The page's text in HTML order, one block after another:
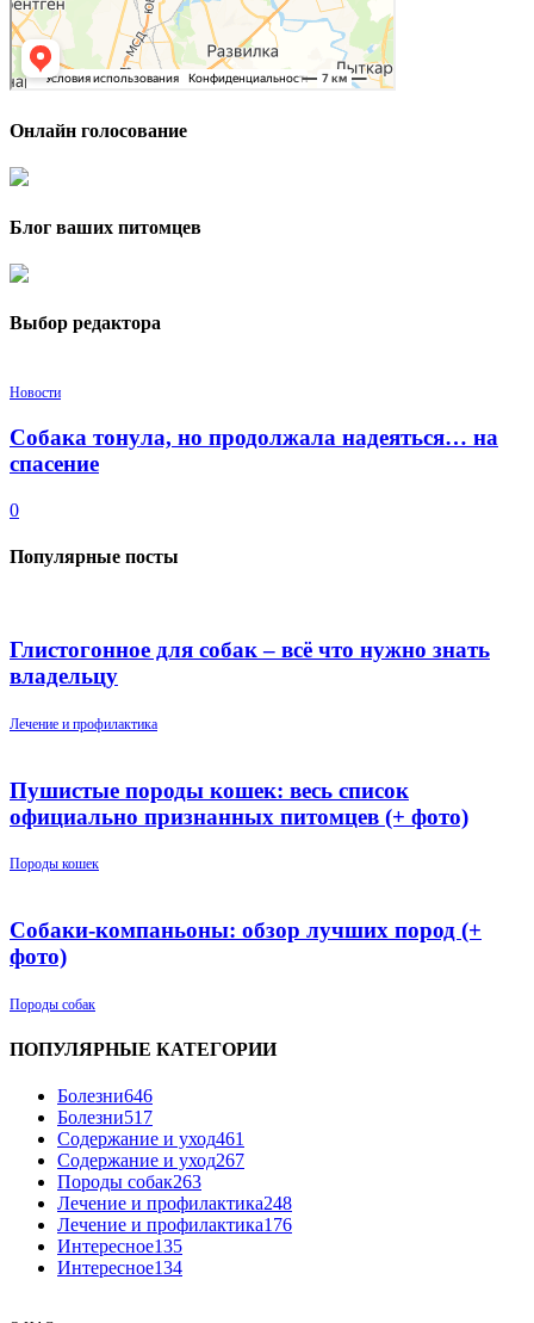
Онлайн голосование
Блог ваших питомцев
Выбор редактора
Новости
Собака тонула, но продолжала надеяться… на
спасение
0
Популярные посты
Глистогонное для собак – всё что нужно знать
владельцу
Лечение и профилактика
Пушистые породы кошек: весь список
официально признанных питомцев (+ фото)
Породы кошек
Собаки-компаньоны: обзор лучших пород (+
фото)
Породы собак
ПОПУЛЯРНЫЕ КАТЕГОРИИ
Болезни646
Болезни517
Содержание и уход461
Содержание и уход267
Породы собак263
Лечение и профилактика248
Лечение и профилактика176
Интересное135
Интересное134